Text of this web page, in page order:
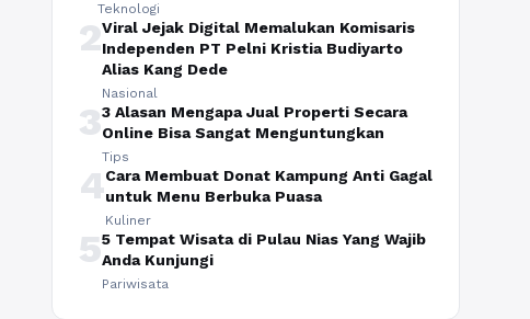
Teknologi
2Viral Jejak Digital Memalukan Komisaris
Independen PT Pelni Kristia Budiyarto
Alias Kang Dede
Nasional
33 Alasan Mengapa Jual Properti Secara
Online Bisa Sangat Menguntungkan
Tips
4Cara Membuat Donat Kampung Anti Gagal
untuk Menu Berbuka Puasa
Kuliner
55 Tempat Wisata di Pulau Nias Yang Wajib
Anda Kunjungi
Pariwisata